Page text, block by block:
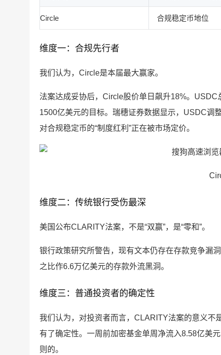
Circle 合规稳定币地位
维度一：合规先行者
我们认为，Circle是本届最大赢家。
法案达成妥协后，Circle股价单日飙升18%。
1500亿美元的目标。瑞穗证券数据显示，USDC调
对合规稳定币的“制度红利”正在被市场定价。
维度二：传统银行受伤最深
美国公布CLARITY法案，不是“双赢”，是“零和”。
银行政策研究所警告，现有文本仍存在存款竞争漏
之比作6.6万亿美元的存款外流黑洞。
维度三：普通投资者的确定性
我们认为，对投资者而言，CLARITY法案的意义不
有了确定性。一周前加密基金单周净流入8.58亿美
则的。